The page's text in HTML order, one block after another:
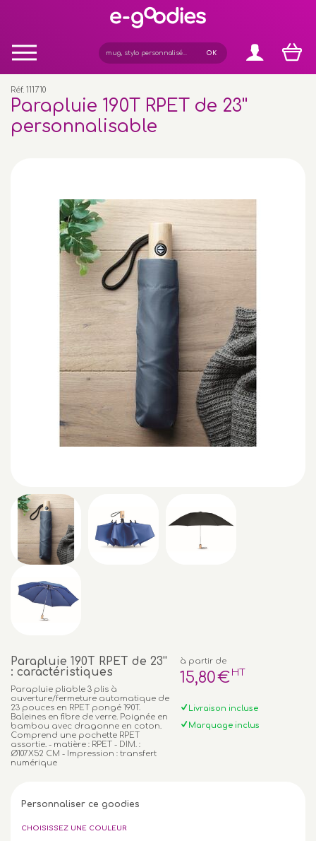
Réf. 111710
Parapluie 190T RPET de 23''
personnalisable
Parapluie 190T RPET de 23''
: caractéristiques
Parapluie pliable 3 plis à
ouverture/fermeture automatique de
23 pouces en RPET pongé 190T.
Baleines en fibre de verre. Poignée en
bambou avec dragonne en coton.
Comprend une pochette RPET
assortie. - matière : RPET - DIM. :
Ø107X52 CM - Impression : transfert
numérique
à partir de
15,80€ HT
Livraison incluse
Marquage inclus
Personnaliser ce goodies
CHOISISSEZ UNE COULEUR